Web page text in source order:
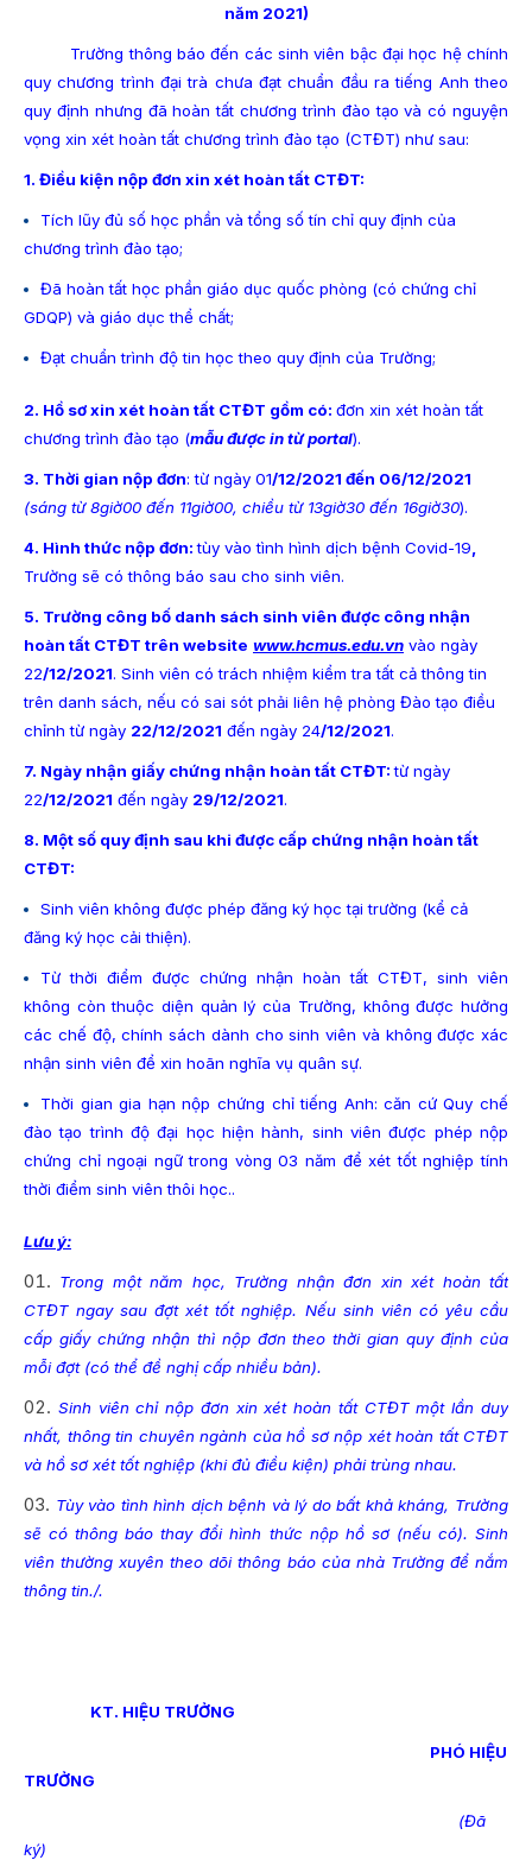
năm 2021)
Trường thông báo đến các sinh viên bậc đại học hệ chính
quy chương trình đại trà chưa đạt chuẩn đầu ra tiếng Anh theo
quy định nhưng đã hoàn tất chương trình đào tạo và có nguyện
vọng xin xét hoàn tất chương trình đào tạo (CTĐT) như sau:
1. Điều kiện nộp đơn xin xét hoàn tất CTĐT:
Tích lũy đủ số học phần và tổng số tín chỉ quy định của
chương trình đào tạo;
Đã hoàn tất học phần giáo dục quốc phòng (có chứng chỉ
GDQP) và giáo dục thể chất;
Đạt chuẩn trình độ tin học theo quy định của Trường;
2. Hồ sơ xin xét hoàn tất CTĐT gồm có: đơn xin xét hoàn tất
chương trình đào tạo (mẫu được in từ portal).
3. Thời gian nộp đơn: từ ngày 01/12/2021 đến 06/12/2021
(sáng từ 8giờ00 đến 11giờ00, chiều từ 13giờ30 đến 16giờ30).
4. Hình thức nộp đơn:tùy vào tình hình dịch bệnh Covid-19
Trường sẽ có thông báo sau cho sinh viên.
5. Trường công bố danh sách sinh viên được công nhận
hoàn tất CTĐT trên website www.hcmus.edu.vn vào ngày
22/12/2021. Sinh viên có trách nhiệm kiểm tra tất cả thông tin
trên danh sách, nếu có sai sót phải liên hệ phòng Đào tạo điều
chỉnh từ ngày 22/12/2021 đến ngày 24/12/2021.
7. Ngày nhận giấy chứng nhận hoàn tất CTĐT:từ ngày
22/12/2021 đến ngày 29/12/2021.
8. Một số quy định sau khi được cấp chứng nhận hoàn tất
CTĐT:
Sinh viên không được phép đăng ký học tại trường (kể cả
đăng ký học cải thiện).
Từ thời điểm được chứng nhận hoàn tất CTĐT, sinh viên
không còn thuộc diện quản lý của Trường, không được hưởng
các chế độ, chính sách dành cho sinh viên và không được xác
nhận sinh viên để xin hoãn nghĩa vụ quân sự.
Thời gian gia hạn nộp chứng chỉ tiếng Anh: căn cứ Quy chế
đào tạo trình độ đại học hiện hành, sinh viên được phép nộp
chứng chỉ ngoại ngữ trong vòng 03 năm để xét tốt nghiệp tính
thời điểm sinh viên thôi học..
Lưu ý:
Trong một năm học, Trường nhậnđơn xin xét hoàn tất
CTĐT ngay sau đợt xét tốt nghiệp. Nếu sinh viên có yêu cầu
cấp giấy chứng nhận thì nộp đơn theo thời gian quy định của
mỗi đợt (có thể đề nghị cấp nhiều bản).
Sinh viên chỉ nộp đơn xin xét hoàn tất CTĐT một lần duy
nhất, thông tin chuyên ngành của hồ sơ nộp xét hoàn tất CTĐT
và hồ sơ xét tốt nghiệp (khi đủ điều kiện) phải trùng nhau.
Tùy vào tình hình dịch bệnh và lý do bất khả kháng, Trường
sẽ có thông báo thay đổi hình thức nộp hồ sơ (nếu có). Sinh
viên thường xuyên theo dõi thông báo của nhà Trường để nắm
thông tin./.
KT. HIỆU TRƯỞNG
PHÓ HIỆU
TRƯỞNG
(Đã
ký)